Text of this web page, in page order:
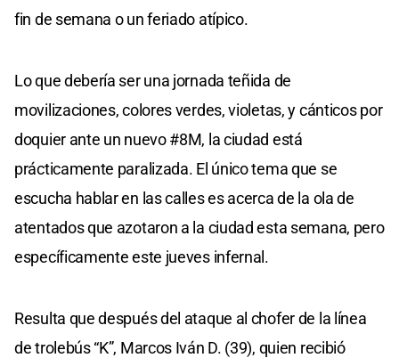
fin de semana o un feriado atípico.
Lo que debería ser una jornada teñida de
movilizaciones, colores verdes, violetas, y cánticos por
doquier ante un nuevo #8M, la ciudad está
prácticamente paralizada. El único tema que se
escucha hablar en las calles es acerca de la ola de
atentados que azotaron a la ciudad esta semana, pero
específicamente este jueves infernal.
Resulta que después del ataque al chofer de la línea
de trolebús “K”, Marcos Iván D. (39), quien recibió